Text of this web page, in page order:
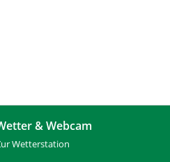
& Webcam
Wetterstation